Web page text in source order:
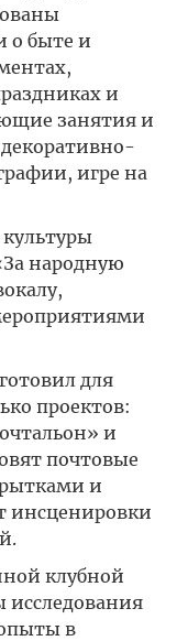
о быте и
и
занятия и
игре на
народную
для
проектов:
и
почтовые
и
инсценировки
клубной
исследования
в